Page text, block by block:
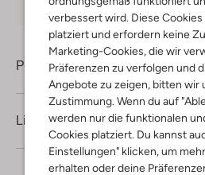
verbessert wird. Diese
platziert und erfordern keine
Marketing-Cookies, die wir
Präferenzen zu verfolgen und
Angebote zu zeigen, bitten wir
Zustimmung. Wenn du auf
werden nur die funktionalen
Cookies platziert. Du kannst
Einstellungen" klicken, um
erhalten oder deine
Produktinformation
Lieferung & Rückgabe